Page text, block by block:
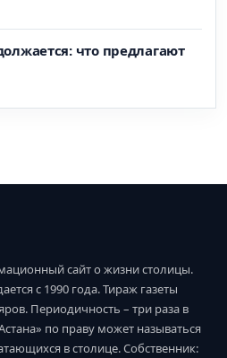
что предлагают
сайт о жизни столицы.
с 1990 года. Тираж газеты
Периодичность – три раза в
по праву может называться
в столице. Собственник: